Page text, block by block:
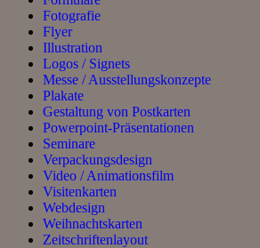
Fotografie
Flyer
Illustration
Logos / Signets
Messe / Ausstellungskonzepte
Plakate
Gestaltung von Postkarten
Powerpoint-Präsentationen
Seminare
Verpackungsdesign
Video / Animationsfilm
Visitenkarten
Webdesign
Weihnachtskarten
Zeitschriftenlayout